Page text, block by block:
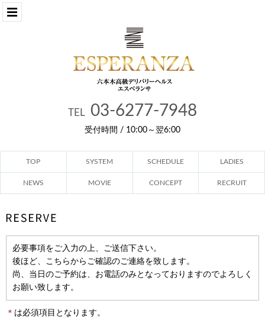
TEL 03-6277-7948
受付時間 / 10:00～翌6:00
TOP SYSTEM SCHEDULE LADIES
NEWS MOVIE CONCEPT RECRUIT
必要事項をご入力の上、ご送信下さい。
後ほど、こちらからご確認のご連絡を致します。
尚、当日のご予約は、お電話のみとなっておりますのでよろしく
お願い致します。
＊ は必須項目となります。